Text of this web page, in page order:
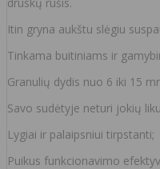
Itin gryna aukštu slėgiu
Tinkama buitiniams ir
Granulių dydis nuo 6 iki 15
Savo sudėtyje neturi jokių
Lygiai ir palaipsniui tirpstanti;
Puikus funkcionavimo